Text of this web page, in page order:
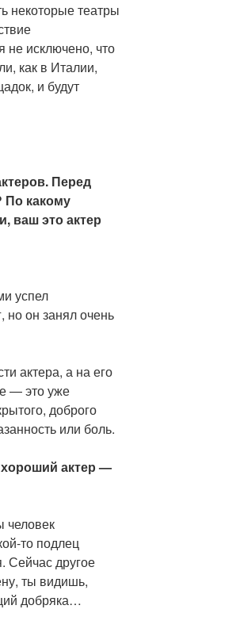
некоторые театры
не исключено, что
как в Италии,
и будут
Перед
По какому
ваш это актер
успел
но он занял очень
актера, а на его
— это уже
доброго
или боль.
актер —
человек
то подлец
Сейчас другое
ты видишь,
добряка…